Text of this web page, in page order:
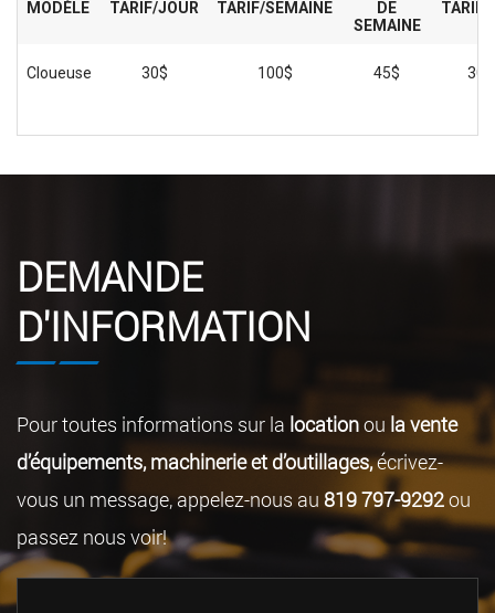
MODÈLE TARIF/JOUR TARIF/SEMAINE
DE
SEMAINE
TARIF/
Cloueuse 30$ 100$ 45$
DEMANDE
D'INFORMATION
Pour toutes informations sur la locationou la vente
d’équipements, machinerie et d’outillages,écrivez-
vous un message, appelez-nous au 819 797-9292ou
passez nous voir!